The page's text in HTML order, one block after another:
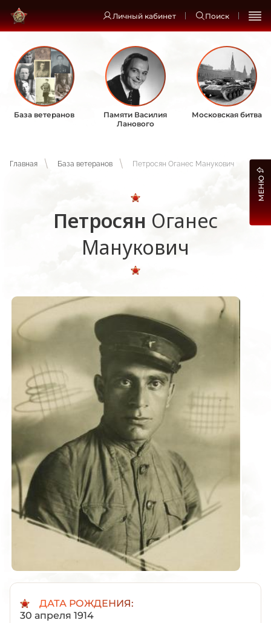
Личный кабинет Поиск
База ветеранов
Памяти Василия
Ланового
Московская битва
Главная База ветеранов Петросян Оганес Манукович
Петросян Оганес
Манукович
ДАТА РОЖДЕНИЯ:
30 апреля 1914
МЕНЮ